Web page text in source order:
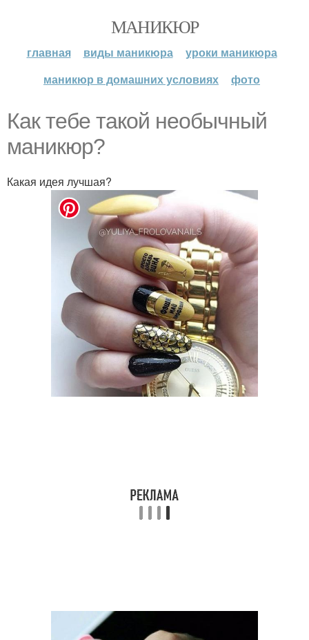
МАНИКЮР
главная виды маникюра
уроки маникюра
маникюр в домашних условиях
фото
Как тебе такой необычный
маникюр?
Какая идея лучшая?